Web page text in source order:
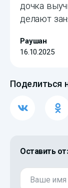
дочка
делают
Раушан
16.10.2025
Поделиться
Оставить
Ваше имя